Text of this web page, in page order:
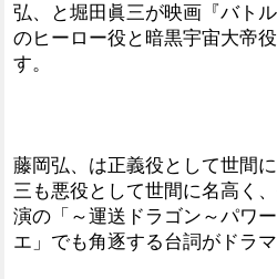
弘、と堀田眞三が映画『バト
のヒーロー役と暗黒宇宙大帝
す。
藤岡弘、は正義役として世間
三も悪役として世間に名高く
演の「～運送ドラゴン～パワ
エ」でも角逐する台詞がドラ